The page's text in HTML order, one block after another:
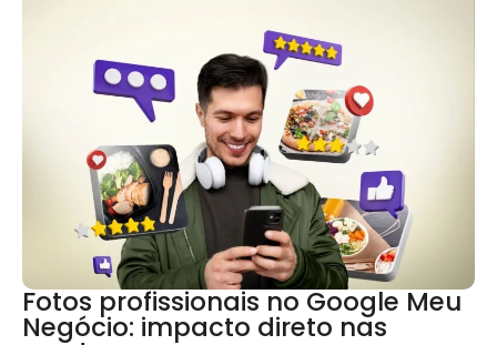
Fotos profissionais no Google Meu
Negócio: impacto direto nas